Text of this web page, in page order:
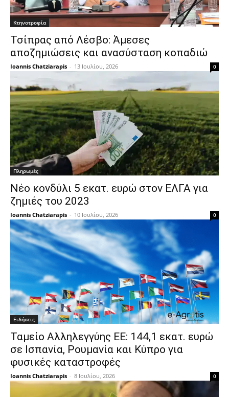
Κτηνοτροφία
Τσίπρας από Λέσβο: Άμεσες
αποζημιώσεις και ανασύσταση κοπαδιώ
Ioannis Chatziarapis - 13 Ιουλίου, 2026 0
Πληρωμές
Νέο κονδύλι 5 εκατ. ευρώ στον ΕΛΓΑ για
ζημιές του 2023
Ioannis Chatziarapis - 10 Ιουλίου, 2026 0
Ειδήσεις
Ταμείο Αλληλεγγύης ΕΕ: 144,1 εκατ. ευρώ
σε Ισπανία, Ρουμανία και Κύπρο για
φυσικές καταστροφές
Ioannis Chatziarapis - 8 Ιουλίου, 2026 0